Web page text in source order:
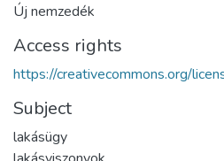
Új nemzedék
Access rights
https://creativecommons.org/
Subject
lakásügy